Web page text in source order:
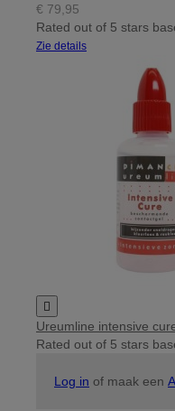
€ 79,95
Rated out of 5 stars
Zie details

Ureumline intensive
Rated out of 5 stars
Log in of maak een